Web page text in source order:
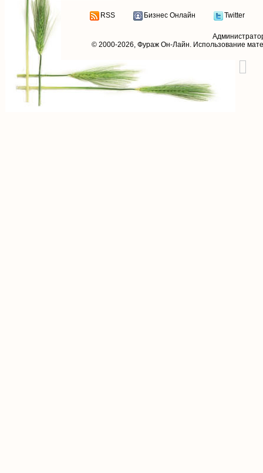
RSS Бизнес Онлайн Twitter
© 2000-2026, Фураж Он-Лайн. Использование